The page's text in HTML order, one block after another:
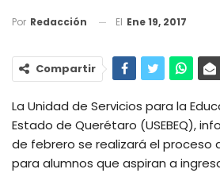
Por Redacción El Ene 19, 2017
Compartir
La Unidad de Servicios para la
Estado de Querétaro (USEBEQ),
de febrero se realizará el proceso
para alumnos que aspiran a